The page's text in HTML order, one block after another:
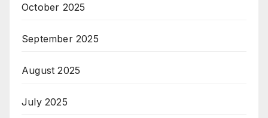
October 2025
September 2025
August 2025
July 2025